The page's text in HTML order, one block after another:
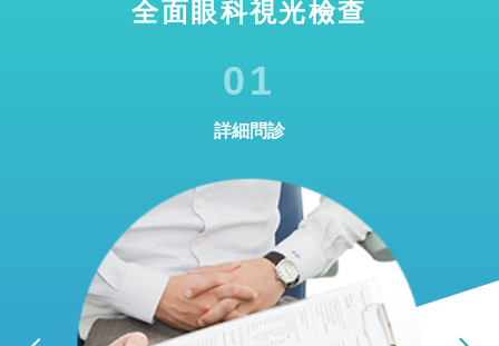
全面眼科視光檢查
01
詳細問診